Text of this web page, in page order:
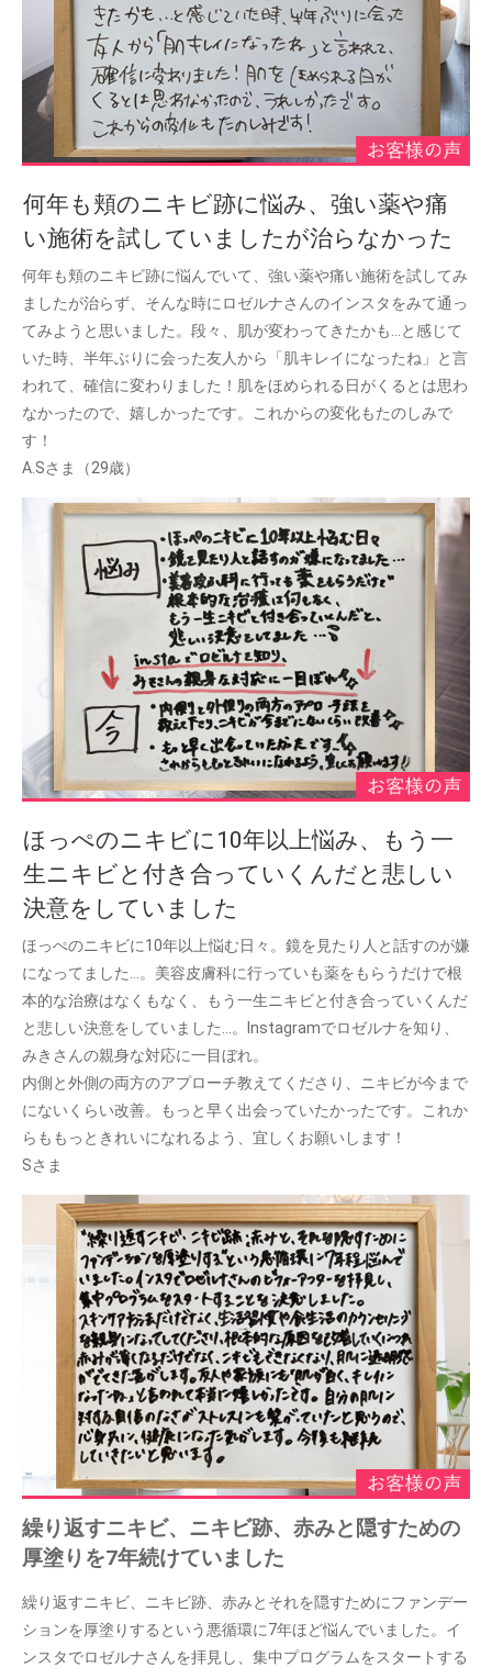
何年も頬のニキビ跡に悩み、強い薬や痛
い施術を試していましたが治らなかった
何年も頬のニキビ跡に悩んでいて、強い薬や痛い施術を試してみ
ましたが治らず、そんな時にロゼルナさんのインスタをみて通っ
てみようと思いました。段々、肌が変わってきたかも…と感じて
いた時、半年ぶりに会った友人から「肌キレイになったね」と言
われて、確信に変わりました！肌をほめられる日がくるとは思わ
なかったので、嬉しかったです。これからの変化もたのしみで
す！
A.Sさま（29歳）
ほっぺのニキビに10年以上悩み、もう一
生ニキビと付き合っていくんだと悲しい
決意をしていました
ほっぺのニキビに10年以上悩む日々。鏡を見たり人と話すのが嫌
になってました…。美容皮膚科に行っていも薬をもらうだけで根
本的な治療はなくもなく、もう一生ニキビと付き合っていくんだ
と悲しい決意をしていました…。Instagramでロゼルナを知り、
みきさんの親身な対応に一目ぼれ。
内側と外側の両方のアプローチ教えてくださり、ニキビが今まで
にないくらい改善。もっと早く出会っていたかったです。これか
らももっときれいになれるよう、宜しくお願いします！
Sさま
繰り返すニキビ、ニキビ跡、赤みと隠すための
厚塗りを7年続けていました
繰り返すニキビ、ニキビ跡、赤みとそれを隠すためにファンデー
ションを厚塗りするという悪循環に7年ほど悩んでいました。イ
ンスタでロゼルナさんを拝見し、集中プログラムをスタートする